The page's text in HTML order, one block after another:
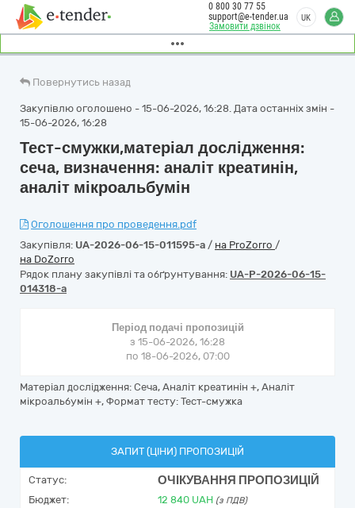
Замовити дзвінок
0 800 30 77 55
support@e-tender.ua
UK
Повернутись назад
Закупівлю оголошено - 15-06-2026, 16:28. Дата останніх змін -
15-06-2026, 16:28
Тест-смужки,матеріал дослідження:
сеча, визначення: аналіт креатинін,
аналіт мікроальбумін
Оголошення про проведення.pdf
Закупівля: UA-2026-06-15-011595-a / на ProZorro /
на DoZorro
Рядок плану закупівлі та обґрунтування: UA-P-2026-06-15-
014318-a
Період подачі пропозицій
з 15-06-2026, 16:28
по 18-06-2026, 07:00
Матеріал дослідження: Сеча, Аналіт креатинін +, Аналіт
мікроальбумін +, Формат тесту: Тест-смужка
ЗАПИТ (ЦІНИ) ПРОПОЗИЦІЙ
Статус: ОЧІКУВАННЯ ПРОПОЗИЦІЙ
Бюджет: 12 840 UAH (з ПДВ)